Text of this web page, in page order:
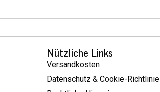
Nützliche Links
Versandkosten
Datenschutz & Cookie-Richtlinie